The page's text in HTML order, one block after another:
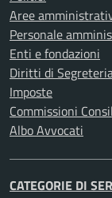
Aree
Personale
Enti e fondazioni
Diritti di
Imposte
Commissioni
Albo Avvocati
CATEGORIE DI